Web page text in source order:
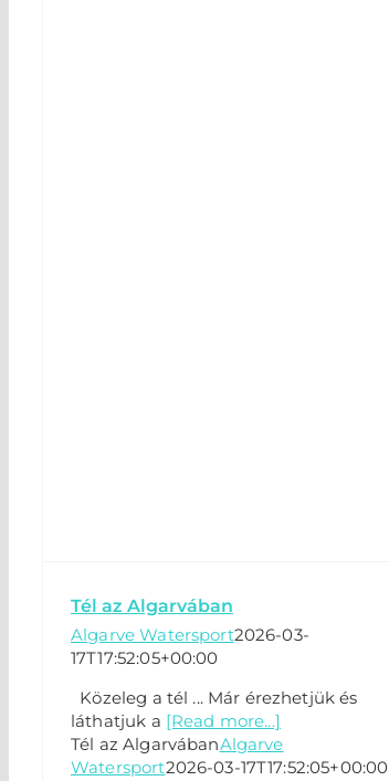
Tél az Algarvában
Algarve Watersport2026-03-
17T17:52:05+00:00
Közeleg a tél ... Már érezhetjük és
láthatjuk a [Read more...]
Tél az AlgarvábanAlgarve
Watersport2026-03-17T17:52:05+00:00